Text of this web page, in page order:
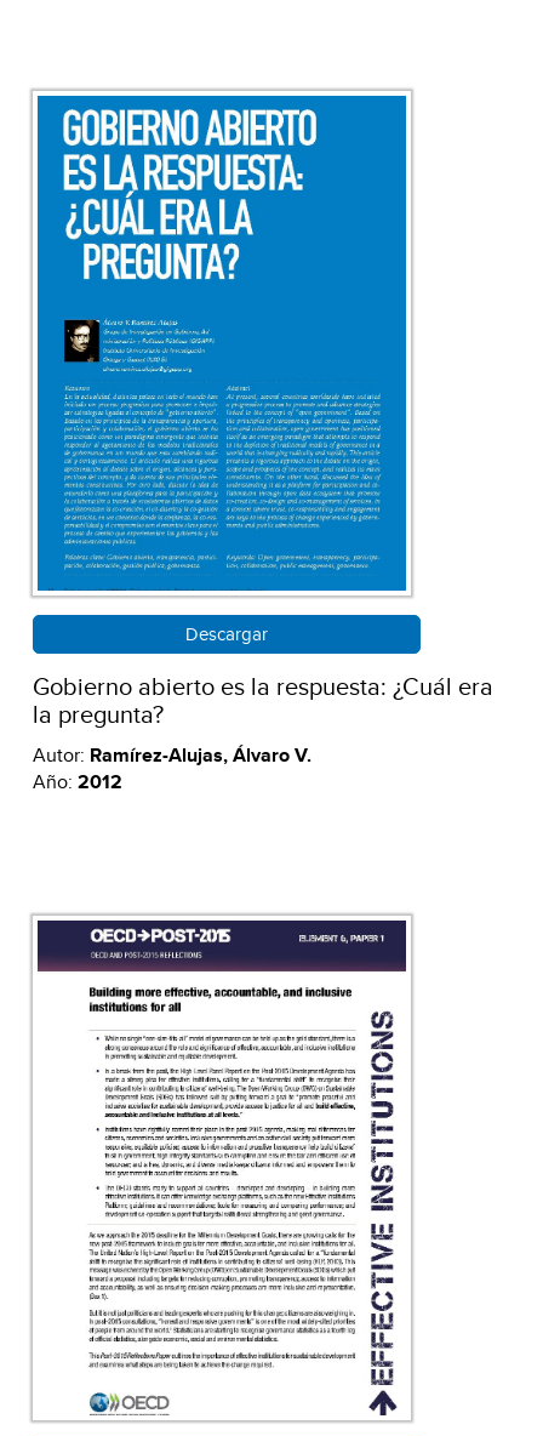
Descargar
Gobierno abierto es la respuesta: ¿Cuál era
la pregunta?
Autor: Ramírez-Alujas, Álvaro V.
Año: 2012